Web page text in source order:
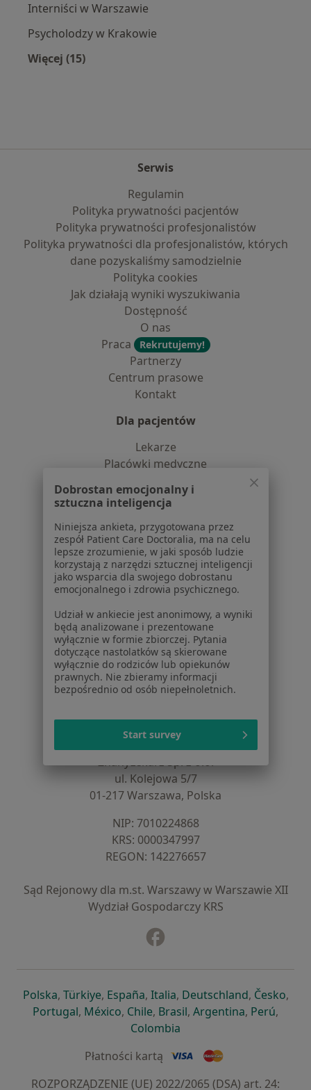
Interniści w Warszawie
Psycholodzy w Krakowie
Więcej (15)
Serwis
Regulamin
Polityka prywatności pacjentów
Polityka prywatności profesjonalistów
Polityka prywatności dla profesjonalistów, których
dane pozyskaliśmy samodzielnie
Polityka cookies
Jak działają wyniki wyszukiwania
Dostępność
O nas
Praca
Rekrutujemy!
Partnerzy
Centrum prasowe
Kontakt
Dla pacjentów
Lekarze
Placówki medyczne
Usługi i zabiegi
Choroby
Pomoc
Aplikacje mobilne
Blog dla pacjentów
Dla profesjonalistów
Cennik
Dla lekarzy
Dla placówek medycznych
Noa Notes
nowość
Baza wiedzy
Centrum Pomocy dla Specjalisty
ZnanyLekarz - Strona główna
ZnanyLekarz Sp. z o.o.
ul. Kolejowa 5/7
01-217 Warszawa, Polska
NIP: ⁠7010224868
KRS: ⁠0000347997
REGON: ⁠142276657
Sąd Rejonowy dla m.st. Warszawy w Warszawie XII
Wydział Gospodarczy KRS
Polskaotwiera się w nowej karcie
, Türkiyeotwiera się w nowej karcie
, Españaotwiera się w nowej karcie
, Italiaotwiera się w nowej
, Deutschlandotwiera się
, Česko,
Portugalotwiera się w nowej karcie
, Méxicootwiera się w nowej karcie
, Chileotwiera się w nowej karcie
, Brasilotwiera się w nowej
, Argentinaotwiera się
, Perú,
Colombia
Płatności kartą
ROZPORZĄDZENIE (UE) 2022/2065 (DSA) art. 24:
Dobrostan emocjonalny i
sztuczna inteligencja
Niniejsza ankieta, przygotowana przez
zespół Patient Care Doctoralia, ma na celu
lepsze zrozumienie, w jaki sposób ludzie
korzystają z narzędzi sztucznej inteligencji
jako wsparcia dla swojego dobrostanu
emocjonalnego i zdrowia psychicznego.
Udział w ankiecie jest anonimowy, a wyniki
będą analizowane i prezentowane
wyłącznie w formie zbiorczej. Pytania
dotyczące nastolatków są skierowane
wyłącznie do rodziców lub opiekunów
prawnych. Nie zbieramy informacji
bezpośrednio od osób niepełnoletnich.
Start survey